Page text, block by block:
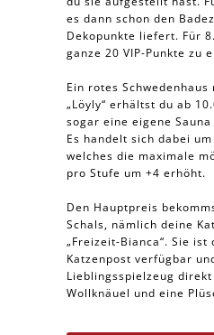
es dann schon den
Dekopunkte liefert. Für
ganze 20 VIP-Punkte zu
Ein rotes
„Löyly“ erhältst du ab
sogar eine eigene
Es handelt sich dabei
welches die maximale
pro Stufe um +4 erhöht.
Den Hauptpreis
Schals, nämlich deine
„Freizeit-Bianca“. Sie ist
Katzenpost verfügbar
Lieblingsspielzeug
Wollknäuel und eine